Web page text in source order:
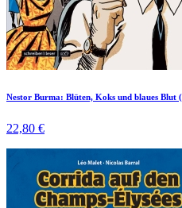
Nestor Burma: Blüten, Koks und blaues Blut
22,80 €